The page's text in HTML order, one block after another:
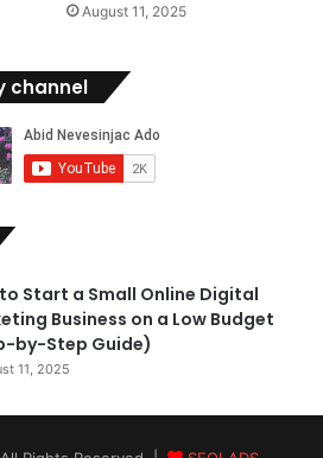
August 11, 2025
channel
Start a Small Online Digital
Business on a Low Budget
by-Step Guide)
11, 2025